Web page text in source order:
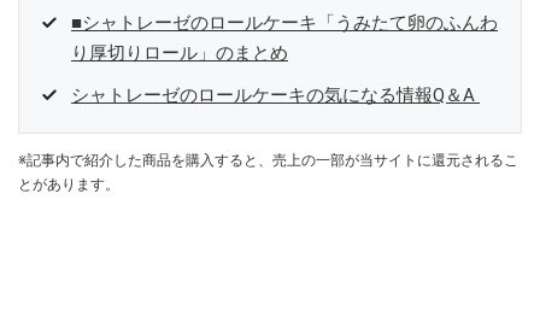
■シャトレーゼのロールケーキ「うみたて卵のふんわ
り厚切りロール」のまとめ
シャトレーゼのロールケーキの気になる情報Q＆A
※記事内で紹介した商品を購入すると、売上の一部が当サイトに還元されるこ
とがあります。